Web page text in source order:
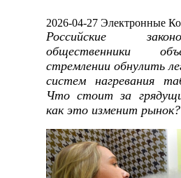
2026-04-27 Электронные
Российские
общественники
стремлении обнулить
систем нагревания
Что стоит за
как это изменит рынок?